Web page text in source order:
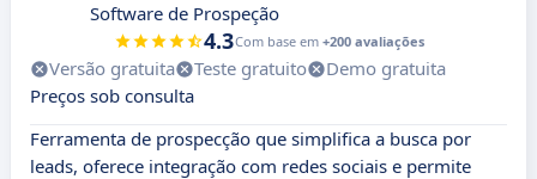
Software de Prospeção
4.3Com base em +200 avaliações
Versão gratuita Teste gratuito
Demo gratuita
Preços sob consulta
Ferramenta de prospecção que simplifica a busca por
leads, oferece integração com redes sociais e permite